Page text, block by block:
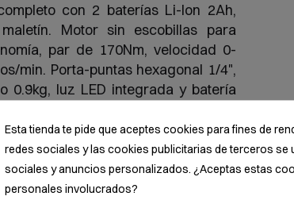
con 2 baterías Li-Ion 2Ah,
Motor sin escobillas para
par de 170Nm, velocidad 0-
min. Porta-puntas hexagonal 1/4",
0.9kg, luz LED integrada y batería
atornillado intensivo en madera,
V20 sin memoria, compatible
para profesionales y bricolaje
Esta tienda te pide que aceptes cookies para fines de
redes sociales y las cookies publicitarias de terceros se
sociales y anuncios personalizados. ¿Aceptas estas
personales involucrados?